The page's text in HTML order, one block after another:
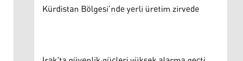
Kürdistan Bölgesi’nde yerli üretim zirvede